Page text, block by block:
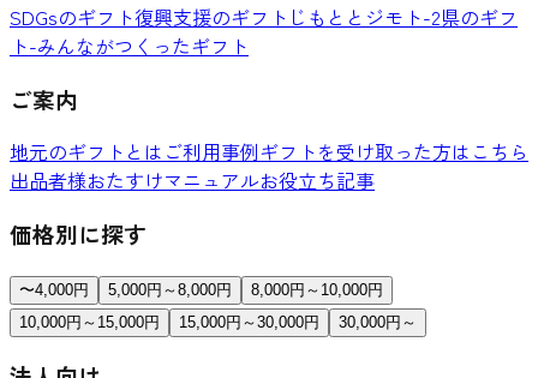
SDGsのギフト復興支援のギフト じもととジモト-2県のギフ
ト-みんながつくったギフト
ご案内
地元のギフトとは ご利用事例ギフトを受け取った方はこちら
出品者様おたすけマニュアルお役立ち記事
価格別に探す
〜4,000円 5,000円～8,000円
8,000円～10,000円
10,000円～15,000円
15,000円～30,000円 30,000円～